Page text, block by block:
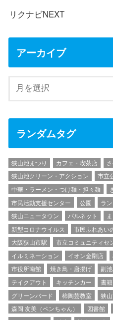
リクナビNEXT
アーカイブ
ランダムタグ
狭山池まつり カフェ・喫茶店
狭山池クリーン・アクション
市立
中華・ラーメン・つけ麺・担々麺
市民活動支援センター
公園 ラ
狭山ニュータウン
パルネット
新型コロナウイルス
市民ふれあい
大阪狭山市駅
市立コミュニティセ
イルミネーション
イオン金剛店
市役所南館
焼き鳥・唐揚げ 副
テイクアウト
キッチンカー 書籍
グリーンバード
柿陶芸教室
狭
森岡 友美（ペンちゃん）
図書館